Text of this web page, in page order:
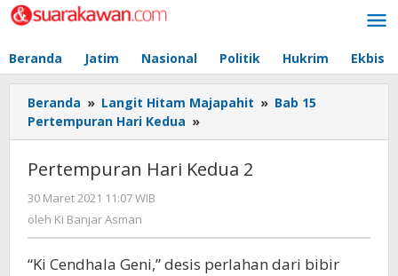
Lewati
ke
Beranda Jatim Nasional Politik Hukrim Ekbis
Beranda » Langit Hitam Majapahit » Bab 15
Pertempuran Hari Kedua »
Hari
Kedua
2
Pertempuran Hari Kedua 2
30 Maret 2021 11:07 WIB
oleh Ki Banjar Asman
“Ki Cendhala Geni,” desis perlahan dari bibir